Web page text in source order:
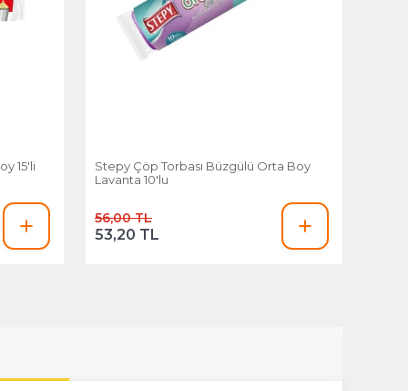
15'li
Stepy Çöp Torbası Büzgülü Orta Boy
Lavanta 10'lu
56,00 TL
53,20 TL